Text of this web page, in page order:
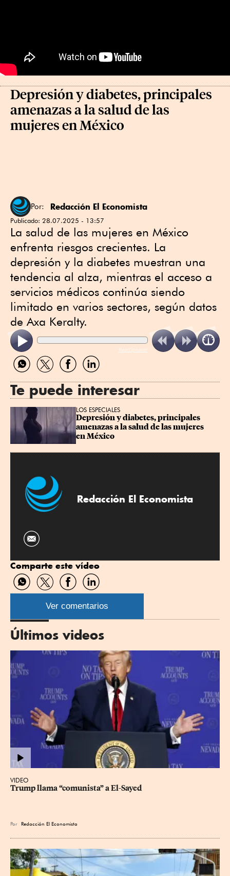
Depresión y diabetes, principales
amenazas a la salud de las
mujeres en México
Por: Redacción El Economista
Publicado: 28.07.2025 - 13:57
La salud de las mujeres en México
enfrenta riesgos crecientes. La
depresión y la diabetes muestran una
tendencia al alza, mientras el acceso a
servicios médicos continúa siendo
limitado en varios sectores, según datos
de Axa Keralty.
ReadSpeaker
Compartir
por
Compartir
por
Compartir
por
Compartir
por
Te puede interesar
LOS ESPECIALES
Depresión y diabetes, principales
amenazas a la salud de las mujeres
en México
Redacción El Economista
Comparte este vídeo
Compartir
por
WhatsApp
Compartir
por
Twitter
Compartir
por
Facebook
Compartir
por
Linkedin
Ver comentarios
Últimos videos
VIDEO
Trump llama “comunista” a El-Sayed
Por Redacción El Economista